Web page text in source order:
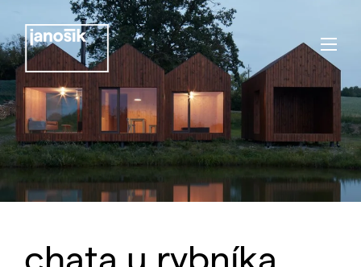
chata u rybníka